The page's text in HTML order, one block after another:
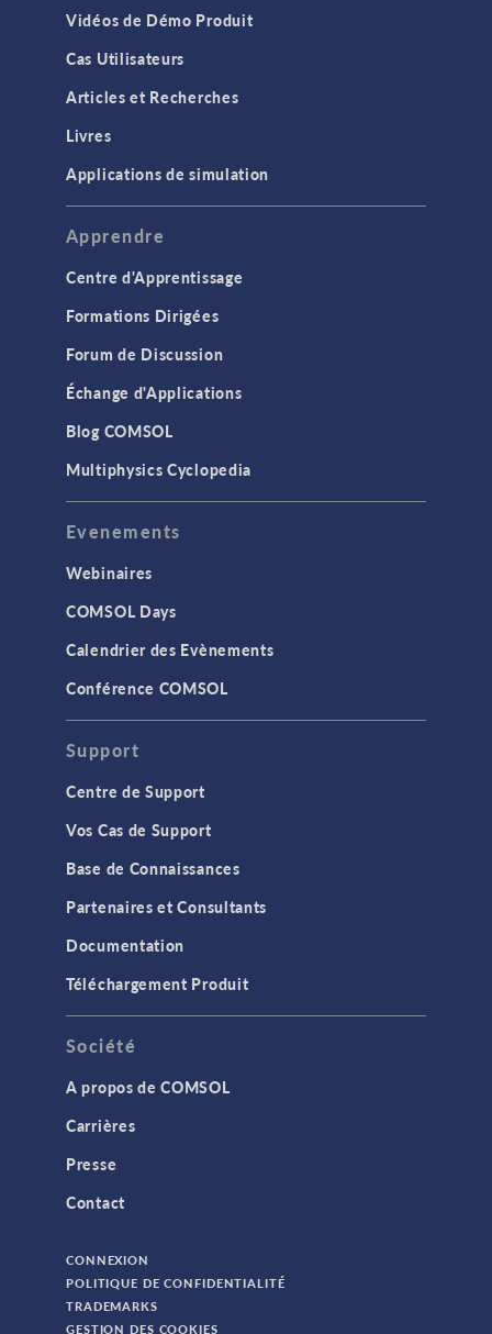
Vidéos de Démo Produit
Cas Utilisateurs
Articles et Recherches
Livres
Applications de simulation
Apprendre
Centre d'Apprentissage
Formations Dirigées
Forum de Discussion
Échange d'Applications
Blog COMSOL
Multiphysics Cyclopedia
Evenements
Webinaires
COMSOL Days
Calendrier des Evènements
Conférence COMSOL
Support
Centre de Support
Vos Cas de Support
Base de Connaissances
Partenaires et Consultants
Documentation
Téléchargement Produit
Société
A propos de COMSOL
Carrières
Presse
Contact
CONNEXION
POLITIQUE DE CONFIDENTIALITÉ
TRADEMARKS
GESTION DES COOKIES